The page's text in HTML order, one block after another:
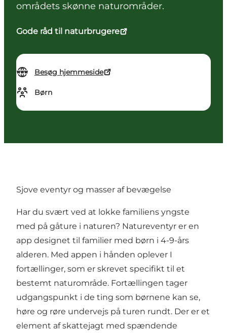
områdets skønne naturområder.
Gode råd til naturbrugere
Besøg hjemmeside
Børn
Sjove eventyr og masser af bevægelse
Har du svært ved at lokke familiens yngste
med på gåture i naturen? Natureventyr er en
app designet til familier med børn i 4-9-års
alderen. Med appen i hånden oplever I
fortællinger, som er skrevet specifikt til et
bestemt naturområde. Fortællingen tager
udgangspunkt i de ting som børnene kan se,
høre og røre undervejs på turen rundt. Der er et
element af skattejagt med spændende